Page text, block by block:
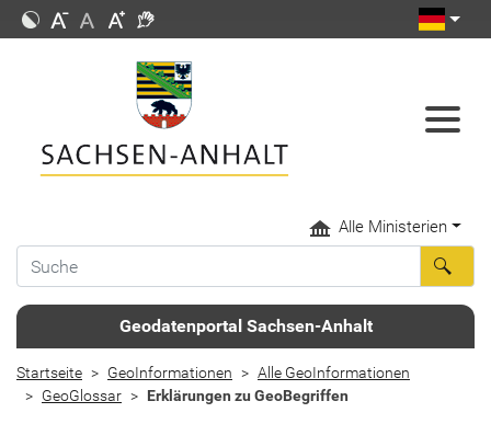
Alle Ministerien
Geodatenportal Sachsen-Anhalt
Startseite GeoInformationen
Alle GeoInformationen
GeoGlossar
Erklärungen zu GeoBegriffen